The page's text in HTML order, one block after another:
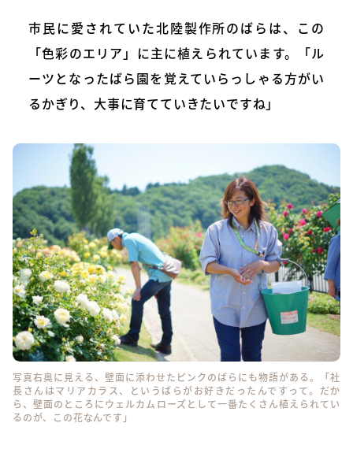
市民に愛されていた北陸製作所のばらは、この
「色彩のエリア」に主に植えられています。「ル
ーツとなったばら園を覚えていらっしゃる方がい
るかぎり、大事に育てていきたいですね」
写真右奥に見える、壁面に添わせたピンクのばらにも物語がある。「社
長さんはマリアカラス、というばらがお好きだったんですって。だか
ら、壁面のところにウェルカムローズとして一番たくさん植えられてい
るのが、この花なんです」